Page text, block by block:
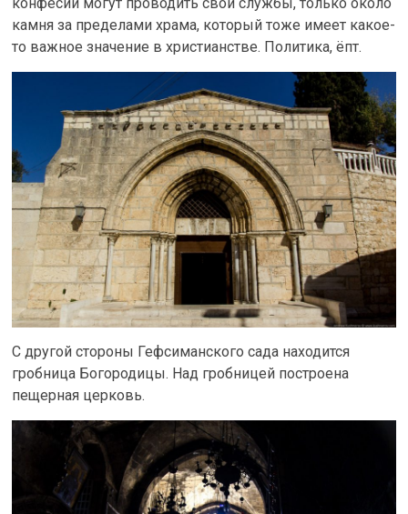
камня за пределами храма, который тоже имеет какое-
то важное значение в христианстве. Политика, ёпт.
С другой стороны Гефсиманского сада находится
гробница Богородицы. Над гробницей построена
пещерная церковь.